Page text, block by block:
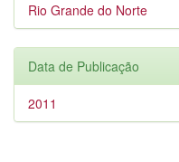
Rio Grande do Norte
Data de Publicação
2011